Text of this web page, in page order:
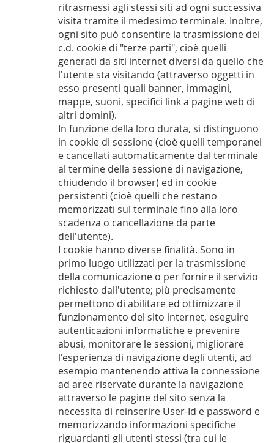
ritrasmessi agli stessi siti ad ogni successiva
visita tramite il medesimo terminale. Inoltre,
ogni sito può consentire la trasmissione dei
c.d. cookie di "terze parti", cioè quelli
generati da siti internet diversi da quello che
l'utente sta visitando (attraverso oggetti in
esso presenti quali banner, immagini,
mappe, suoni, specifici link a pagine web di
altri domini).
In funzione della loro durata, si distinguono
in cookie di sessione (cioè quelli temporanei
e cancellati automaticamente dal terminale
al termine della sessione di navigazione,
chiudendo il browser) ed in cookie
persistenti (cioè quelli che restano
memorizzati sul terminale fino alla loro
scadenza o cancellazione da parte
dell'utente).
I cookie hanno diverse finalità. Sono in
primo luogo utilizzati per la trasmissione
della comunicazione o per fornire il servizio
richiesto dall'utente; più precisamente
permettono di abilitare ed ottimizzare il
funzionamento del sito internet, eseguire
autenticazioni informatiche e prevenire
abusi, monitorare le sessioni, migliorare
l'esperienza di navigazione degli utenti, ad
esempio mantenendo attiva la connessione
ad aree riservate durante la navigazione
attraverso le pagine del sito senza la
necessita di reinserire User-Id e password e
memorizzando informazioni specifiche
riguardanti gli utenti stessi (tra cui le